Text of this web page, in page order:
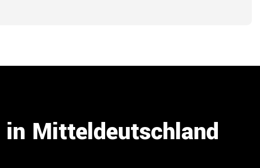
in Mitteldeutschland